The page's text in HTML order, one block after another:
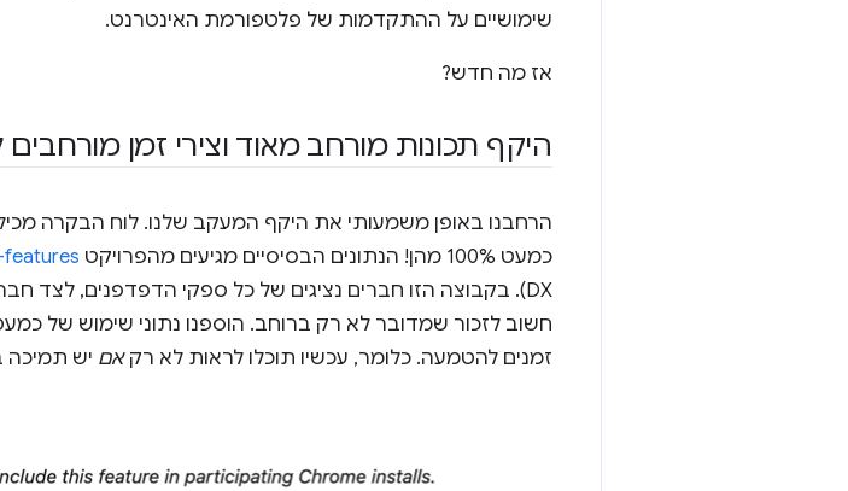
שימושיים על ההתקדמות של פלטפורמת האינטרנט.
אז מה חדש?
היקף תכונות מורחב מאוד וצירי זמן
כמעט 100% מהן! הנתונים הבסיסיים מגיעים מהפרויקט
DX). בקבוצה הזו חברים נציגים של כל ספקי הדפדפנים, לצד חברי קהילה.
זמנים להטמעה. כלומר, עכשיו תוכלו לראות לא רקאם יש תמיכה